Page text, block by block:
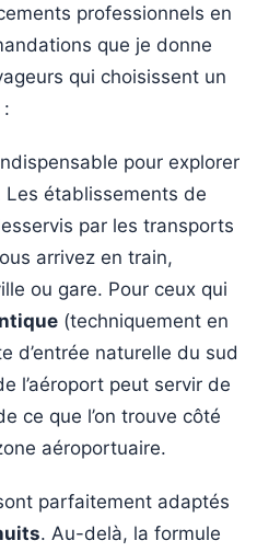
professionnels en
que je donne
qui choisissent un
pour explorer
établissements de
par les transports
arrivez en train,
ou gare. Pour ceux qui
(techniquement en
d’entrée naturelle du sud
l’aéroport peut servir de
ce que l’on trouve côté
aéroportuaire.
parfaitement adaptés
. Au-delà, la formule